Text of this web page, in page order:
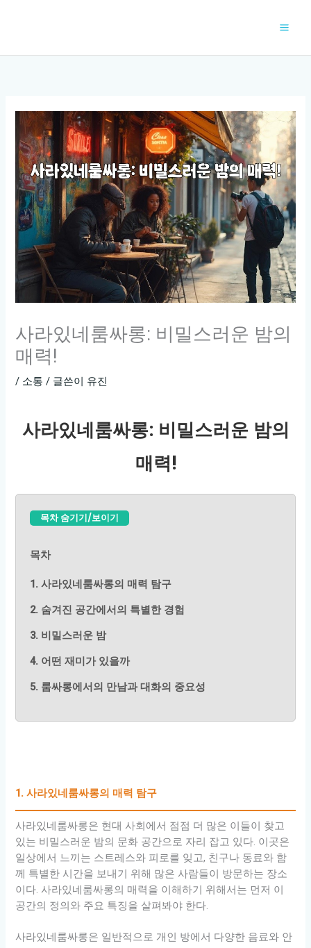
사라있네룸싸롱: 비밀스러운 밤의
매력!
/ 소통 / 글쓴이 유진
사라있네룸싸롱: 비밀스러운 밤의
매력!
목차 숨기기/보이기
목차
1. 사라있네룸싸롱의 매력 탐구
2. 숨겨진 공간에서의 특별한 경험
3. 비밀스러운 밤
4. 어떤 재미가 있을까
5. 룸싸롱에서의 만남과 대화의 중요성
1. 사라있네룸싸롱의 매력 탐구
사라있네룸싸롱은 현대 사회에서 점점 더 많은 이들이 찾고
있는 비밀스러운 밤의 문화 공간으로 자리 잡고 있다. 이곳은
일상에서 느끼는 스트레스와 피로를 잊고, 친구나 동료와 함
께 특별한 시간을 보내기 위해 많은 사람들이 방문하는 장소
이다. 사라있네룸싸롱의 매력을 이해하기 위해서는 먼저 이
공간의 정의와 주요 특징을 살펴봐야 한다.
사라있네룸싸롱은 일반적으로 개인 방에서 다양한 음료와 안